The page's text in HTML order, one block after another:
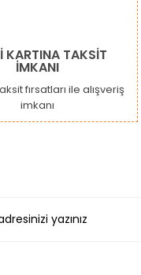
KARTINA TAKSİT
İMKANI
fırsatları ile alışveriş
imkanı